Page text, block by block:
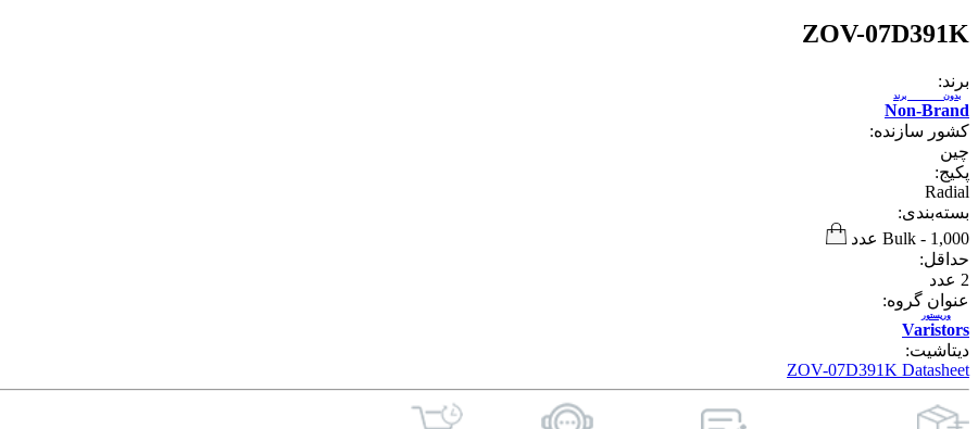
ZOV-07D391K
برند:
Non-Brand
بدون برند
کشور سازنده:
چین
پکیج:
Radial
بسته‌بندی:
Bulk - 1,000 عدد
حداقل:
2 عدد
عنوان گروه:
Varistors
وریستور
دیتاشیت:
ZOV-07D391K Datasheet